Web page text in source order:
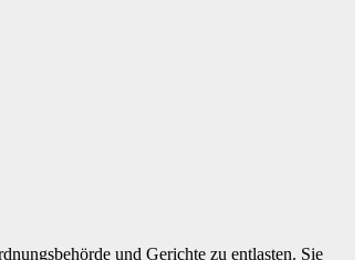
und Gerichte zu entlasten. Sie